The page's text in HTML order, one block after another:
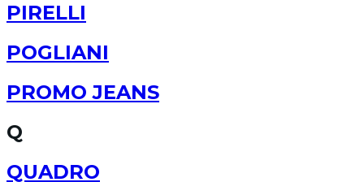
PIRELLI
POGLIANI
PROMO JEANS
Q
QUADRO